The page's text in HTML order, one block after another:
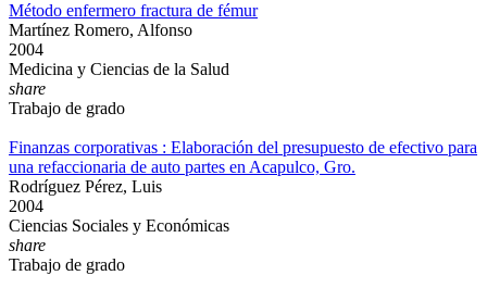
Método enfermero fractura de fémur
Martínez Romero, Alfonso
2004
Medicina y Ciencias de la Salud
share
Trabajo de grado
Finanzas corporativas : Elaboración del presupuesto de efectivo para
una refaccionaria de auto partes en Acapulco, Gro.
Rodríguez Pérez, Luis
2004
Ciencias Sociales y Económicas
share
Trabajo de grado